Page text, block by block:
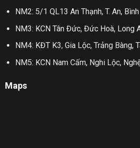
NM2: 5/1 QL13 An Thạnh, T. An,
NM3: KCN Tân Đức, Đức Hoà, Long
NM4: KĐT K3, Gia Lộc, Trảng Bàng,
NM5: KCN Nam Cấm, Nghi Lộc,
Maps